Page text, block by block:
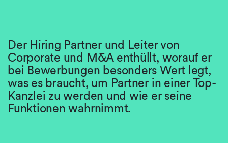
Der Hiring Partner und Leiter von
Corporate und M&A enthüllt, worauf er
bei Bewerbungen besonders Wert legt,
was es braucht, um Partner in einer Top-
Kanzlei zu werden und wie er seine
Funktionen wahrnimmt.